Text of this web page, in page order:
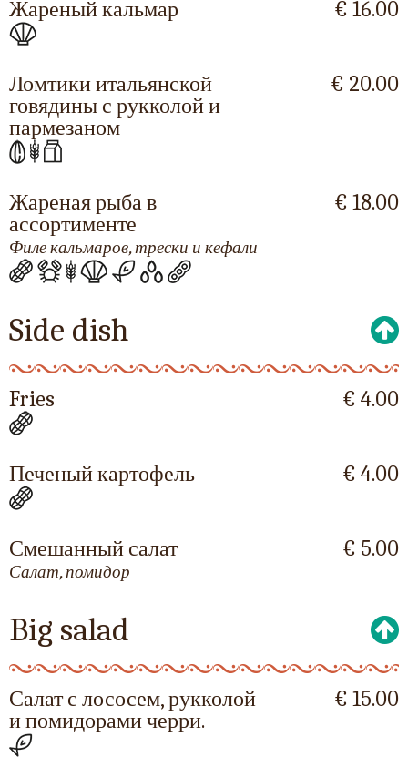
Жареный кальмар € 16.00
Ломтики итальянской
говядины с рукколой и
пармезаном
€ 20.00
Жареная рыба в
ассортименте
Филе кальмаров, трески и кефали
€ 18.00
Side dish
Fries € 4.00
Печеный картофель € 4.00
Смешанный салат
Салат, помидор
€ 5.00
Big salad
Салат с лососем, рукколой
и помидорами черри.
€ 15.00